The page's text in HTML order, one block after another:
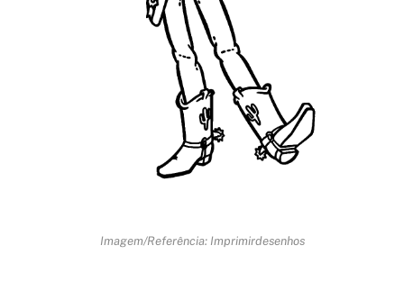
Imagem/Referência: Imprimirdesenhos